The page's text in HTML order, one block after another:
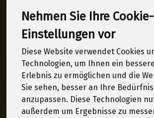
Nehmen Sie Ihre Cookie-
Einstellungen vor
Diese Website verwendet Cookies
Technologien, um Ihnen ein
Erlebnis zu ermöglichen und die
Sie sehen, besser an Ihre
anzupassen. Diese Technologien
außerdem um Ergebnisse zu
Bio Saatgut
Für die beste Mama